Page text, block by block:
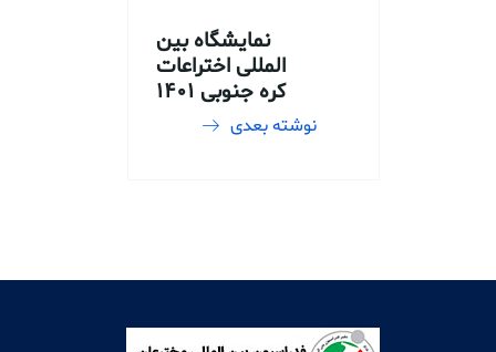
نمایشگاه بین
المللی اختراعات
کره جنوبی 1401
نوشته بعدی